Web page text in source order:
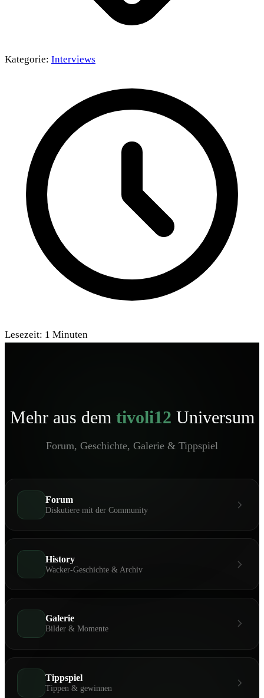
Kategorie: Interviews
Lesezeit: 1 Minuten
Mehr aus dem tivoli12 Universum
Forum, Geschichte, Galerie & Tippspiel
Forum
Diskutiere mit der Community
History
Wacker-Geschichte & Archiv
Galerie
Bilder & Momente
Tippspiel
Tippen & gewinnen